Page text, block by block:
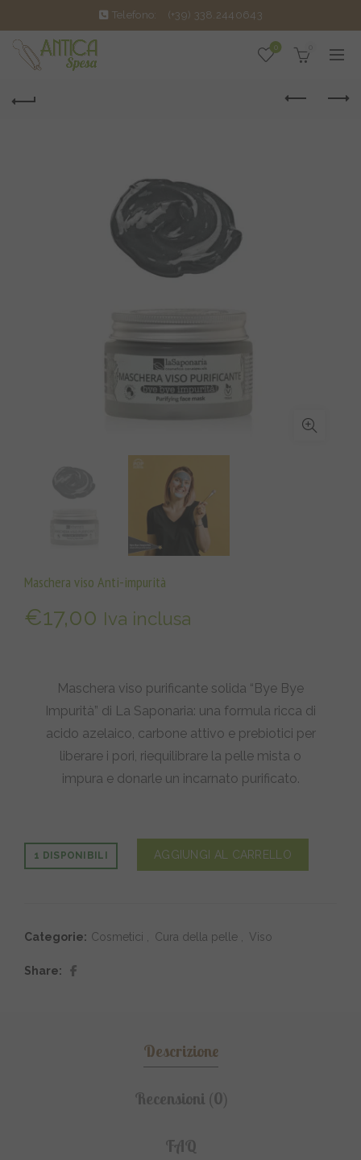
Telefono: (+39) 338.2440643
0
Maschera viso Anti-impurità
€17,00 Iva inclusa
Maschera viso purificante solida “Bye Bye
Impurità” di La Saponaria: una formula ricca di
acido azelaico, carbone attivo e prebiotici per
liberare i pori, riequilibrare la pelle mista o
impura e donarle un incarnato purificato.
1 DISPONIBILI AGGIUNGI AL CARRELLO
Categorie: Cosmetici , Cura della pelle , Viso
Share
Descrizione
Recensioni (0)
FAQ